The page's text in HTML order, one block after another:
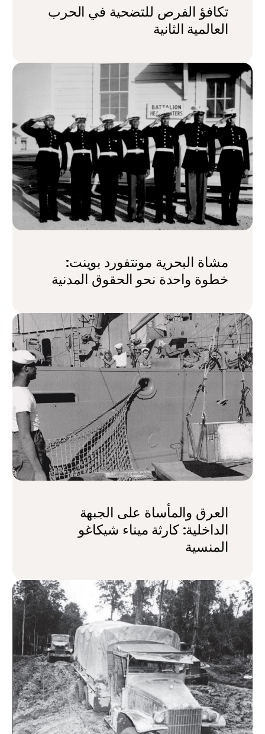
تكافؤ الفرص للتضحية في الحرب
العالمية الثانية
مشاة البحرية مونتفورد بوينت:
خطوة واحدة نحو الحقوق المدنية
العرق والمأساة على الجبهة
الداخلية: كارثة ميناء شيكاغو
المنسية